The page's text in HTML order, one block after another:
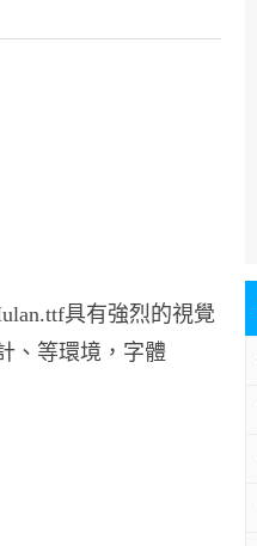
具有強烈的視覺
、等環境，字體